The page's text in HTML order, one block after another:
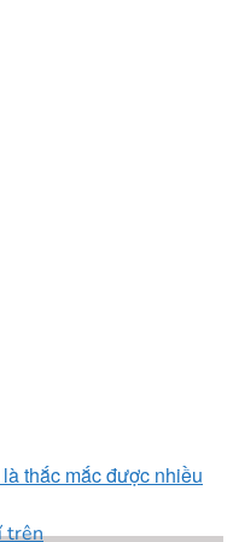
trên
thắc mắc được nhiều